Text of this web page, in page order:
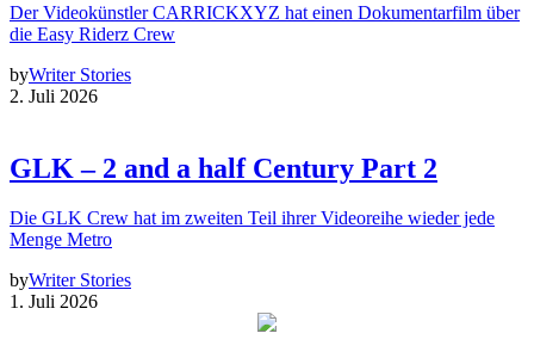
Der Videokünstler CARRICKXYZ hat einen Dokumentarfilm über
die Easy Riderz Crew
byWriter Stories
2. Juli 2026
GLK – 2 and a half Century Part 2
Die GLK Crew hat im zweiten Teil ihrer Videoreihe wieder jede
Menge Metro
byWriter Stories
1. Juli 2026